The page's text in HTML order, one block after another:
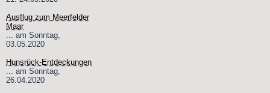
Ausflug zum Meerfelder
Maar
... am Sonntag,
03.05.2020
Hunsrück-Entdeckungen
... am Sonntag,
26.04.2020